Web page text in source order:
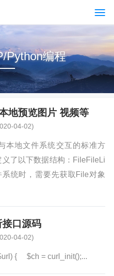
Python编程
地预览图片 视频等
04-02)
本地文件系统交互的标准方
了以下数据结构：FileFileLi
统时，需要先获取File对象
接口源码
04-02)
{ $ch = curl_init();...